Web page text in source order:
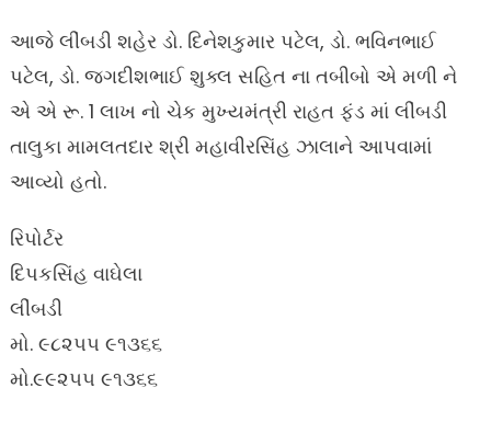
આજે લીંબડી શહેર ડો. દિનેશકુમાર પટેલ, ડો. ભવિનભાઈ
પટેલ, ડો. જગદીશભાઈ શુક્લ સહિત ના તબીબો એ મળી ને
એ એ રૂ. 1 લાખ નો ચેક મુખ્યમંત્રી રાહત ફંડ માં લીંબડી
તાલુકા મામલતદાર શ્રી મહાવીરસિંહ ઝાલાને આપવામાં
આવ્યો હતો.
રિપોર્ટર
દિપકસિંહ વાઘેલા
લીંબડી
મો. ૯૮૨૫૫ ૯૧૩૬૬
મો.૯૯૨૫૫ ૯૧૩૬૬